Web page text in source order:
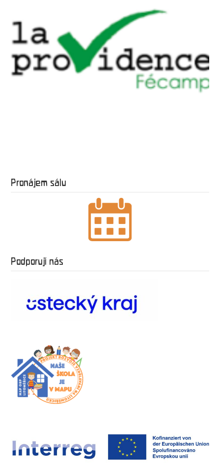
Pronájem sálu
Podporují nás